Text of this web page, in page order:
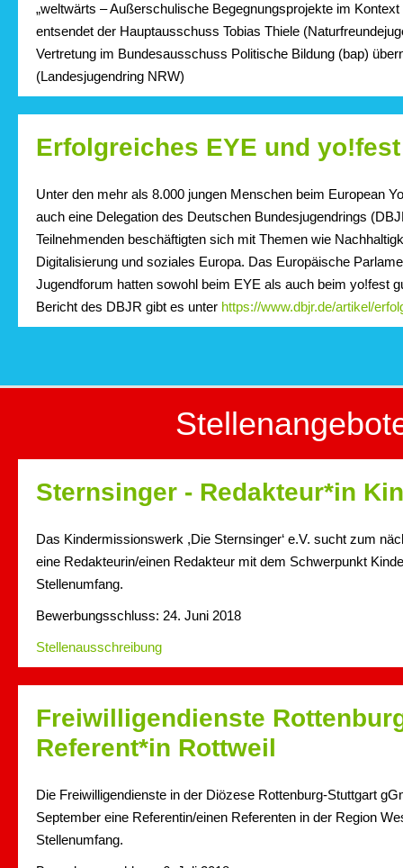
„weltwärts – Außerschulische Begegnungsprojekte im Kontext
entsendet der Hauptausschuss Tobias Thiele
Vertretung im Bundesausschuss Politische Bildung (bap)
(Landesjugendring NRW)
Erfolgreiches EYE und yo!fest
Unter den mehr als 8.000 jungen Menschen beim European
auch eine Delegation des Deutschen Bundesjugendrings
Teilnehmenden beschäftigten sich mit Themen wie
Digitalisierung und soziales Europa. Das Europäische
Jugendforum hatten sowohl beim EYE als auch beim yo!fest
Bericht des DBJR gibt es unter https://www.dbjr.de/artikel/
Sternsinger - Redakteur*in
Das Kindermissionswerk ,Die Sternsinger‘ e.V. sucht zum
eine Redakteurin/einen Redakteur mit dem Schwerpunkt
Stellenumfang.
Bewerbungsschluss: 24. Juni 2018
Stellenausschreibung
Freiwilligendienste
Referent*in Rottweil
Die Freiwilligendienste in der Diözese Rottenburg-Stuttgart
September eine Referentin/einen Referenten in der Region
Stellenumfang.